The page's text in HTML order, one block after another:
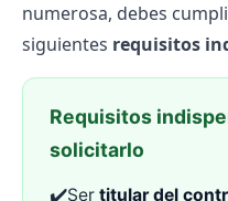
numerosa, debes
siguientes requisitos
Requisitos
solicitarlo
✔️Ser titular del